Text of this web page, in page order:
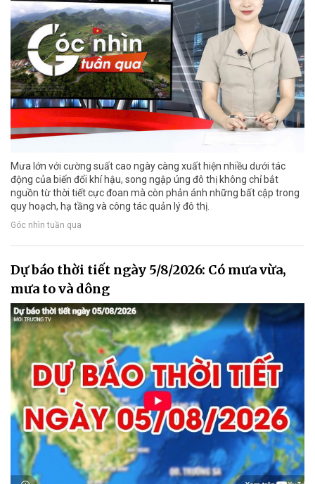
Mưa lớn với cường suất cao ngày càng xuất hiện nhiều dưới tác
động của biến đổi khí hậu, song ngập úng đô thị không chỉ bắt
nguồn từ thời tiết cực đoan mà còn phản ánh những bất cập trong
quy hoạch, hạ tầng và công tác quản lý đô thị.
Góc nhìn tuần qua
Dự báo thời tiết ngày 5/8/2026: Có mưa vừa,
mưa to và dông